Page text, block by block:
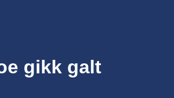
gikk galt